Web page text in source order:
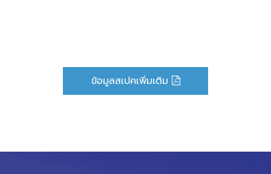
ข้อมูลสเปคเพิ่มเติม